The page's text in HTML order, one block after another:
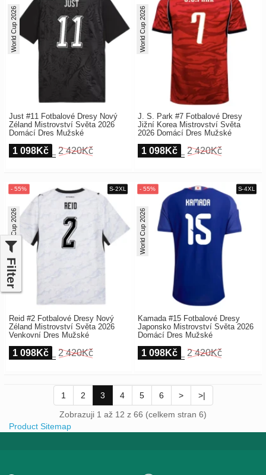
Filter
Just #11 Fotbalové Dresy Nový
Zéland Mistrovství Světa 2026
Domácí Dres Mužské
World Cup 2026
1 098Kč 2 420Kč
J. S. Park #7 Fotbalové Dresy
Jižní Korea Mistrovství Světa
2026 Domácí Dres Mužské
World Cup 2026
1 098Kč 2 420Kč
Reid #2 Fotbalové Dresy Nový
Zéland Mistrovství Světa 2026
Venkovní Dres Mužské
World Cup 2026
1 098Kč 2 420Kč
Kamada #15 Fotbalové Dresy
Japonsko Mistrovství Světa 2026
Domácí Dres Mužské
World Cup 2026
1 098Kč 2 420Kč
1 2 3 4 5 6 >
>|
Zobrazuji 1 až 12 z 66 (celkem stran 6)
Product Sitemap